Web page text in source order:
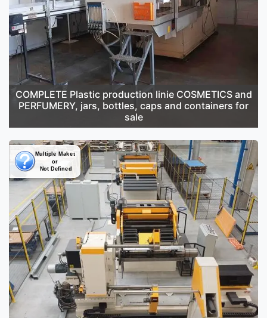
COMPLETE Plastic production linie COSMETICS and
PERFUMERY, jars, bottles, caps and containers for
sale